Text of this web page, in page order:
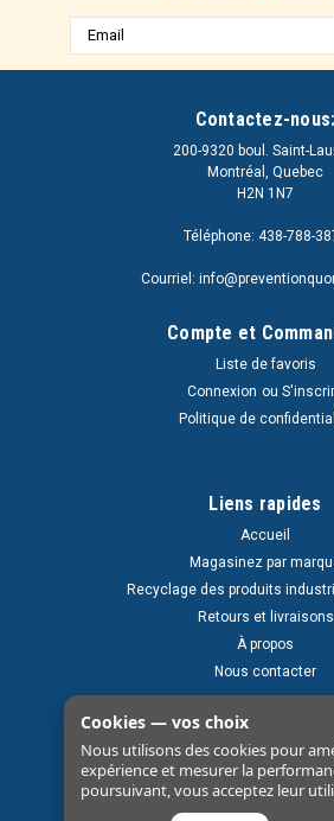
Adresse
e-
Contactez-nous:
200-9320 boul. Saint-
Montréal, Quebec
H2N 1N7
Téléphone: 438-788-
Courriel:
Compte et
Liste de favoris
Connexion ou
Politique de
Liens rapides
Accueil
Magasinez par
Recyclage des produits
Retours et livraisons
À propos
Nous contacter
Cookies — vos choix
Nous utilisons des cookies pour
expérience et mesurer la
poursuivant, vous acceptez leur